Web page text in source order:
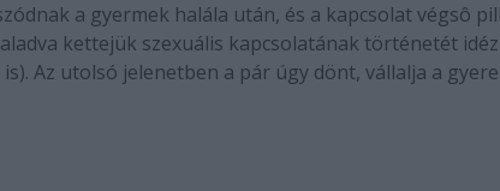
a gyermek halála után, és a kapcsolat végsô
kettejük szexuális kapcsolatának történetét
Az utolsó jelenetben a pár úgy dönt, vállalja a